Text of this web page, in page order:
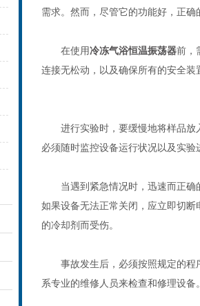
需求。然而，尽管它的功能好，正确
在使用冷冻气浴恒温振荡器前，
连接无松动，以及确保所有的安全装
进行实验时，要缓慢地将样品放入
必须随时监控设备运行状况以及实验
当遇到紧急情况时，迅速而正确的
如果设备无法正常关闭，应立即切
的冷却剂而受伤。
事故发生后，必须按照规定的程
系专业的维修人员来检查和修理设备